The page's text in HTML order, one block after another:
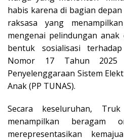
habis karena di bagian
raksasa yang
mengenai pelindungan
bentuk sosialisasi
Nomor 17 Tahun 2025
Penyelenggaraan Sistem
Anak (PP TUNAS).
Secara keseluruhan,
menampilkan beragam
merepresentasikan